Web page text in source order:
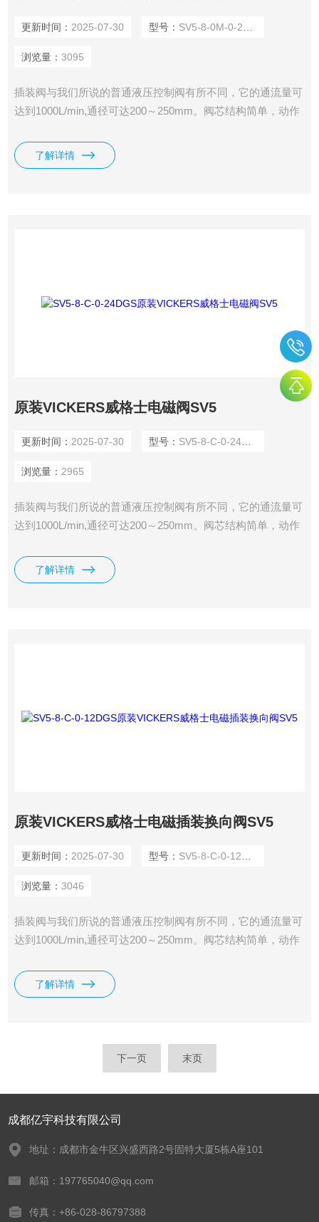
更新时间： 2025-07-30 型号： SV5-8-0M-0-24DGS
浏览量： 3095
插装阀与我们所说的普通液压控制阀有所不同，它的通流量可
达到1000L/min,通径可达200～250mm。阀芯结构简单，动作
断，与普通液压控制阀组合使用时，才能实现对系统油液方
向、压力和流量的控制。我司供应有伊顿VICKERS威格士电
了解详情
原装VICKERS威格士电磁阀SV5
更新时间： 2025-07-30 型号： SV5-8-C-0-24DGS
浏览量： 2965
插装阀与我们所说的普通液压控制阀有所不同，它的通流量可
达到1000L/min,通径可达200～250mm。阀芯结构简单，动作
断，与普通液压控制阀组合使用时，才能实现对系统油液方
向、压力和流量的控制。我司供应有原装VICKERS威格士电
了解详情
原装VICKERS威格士电磁插装换向阀SV5
更新时间： 2025-07-30 型号： SV5-8-C-0-12DGS
浏览量： 3046
插装阀与我们所说的普通液压控制阀有所不同，它的通流量可
达到1000L/min,通径可达200～250mm。阀芯结构简单，动作
断，与普通液压控制阀组合使用时，才能实现对系统油液方
向、压力和流量的控制。我司供应有原装VICKERS威格士电
了解详情
下一页 末页
成都亿宇科技有限公司
地址：成都市金牛区兴盛西路2号固特大厦5栋A座101
邮箱：197765040@qq.com
传真：+86-028-86797388